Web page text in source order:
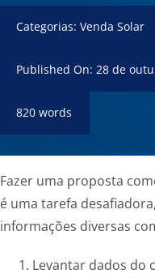
Categorias: Venda Solar
Published On: 28 de
820 words
Fazer uma proposta
é uma tarefa
informações diversas
Levantar dados do